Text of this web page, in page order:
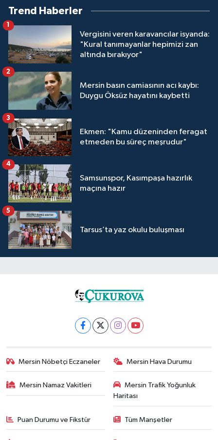
Trend Haberler
Vergisini veren karavancılar isyanda:
"Kural tanımayanlar hepimizi zan
altında bırakıyor"
Mersin basın camiasının acı kaybı:
Duygu Öksüz hayatını kaybetti
2
Ekmen: "Kamu düzeninden feragat
etmeden bu süreç meşrudur"
3
Samsunspor, Kasımpaşa hazırlık
maçına hazır
4
Tarsus’ta yaz okulu buluşması
5
Mersin Nöbetçi Eczaneler Mersin Hava Durumu
Mersin Namaz Vakitleri
Mersin Trafik Yoğunluk
Haritası
Puan Durumu ve Fikstür Tüm Manşetler